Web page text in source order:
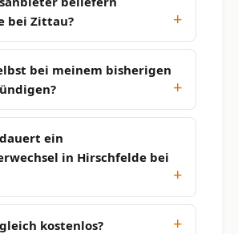
bei Zittau?
bei meinem bisherigen
ein
in Hirschfelde bei
kostenlos?